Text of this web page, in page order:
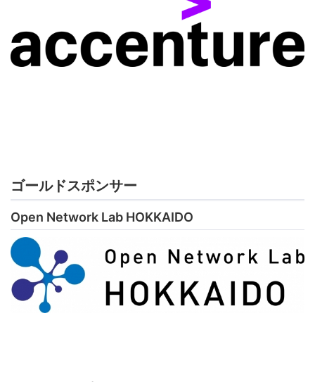
ゴールドスポンサー
Open Network Lab HOKKAIDO